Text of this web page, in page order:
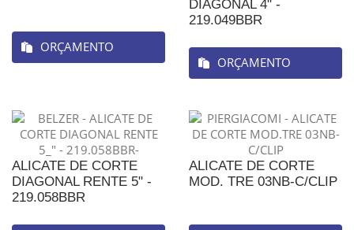
ORÇAMENTO
DIAGONAL 4" -
219.049BBR
ORÇAMENTO
ALICATE DE CORTE
DIAGONAL RENTE 5" -
219.058BBR
ALICATE DE CORTE
MOD. TRE 03NB-C/CLIP